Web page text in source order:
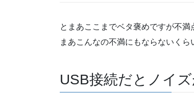
とまあここまでベタ褒めですが不満
まあこんなの不満にもならないくら
USB接続だとノイ